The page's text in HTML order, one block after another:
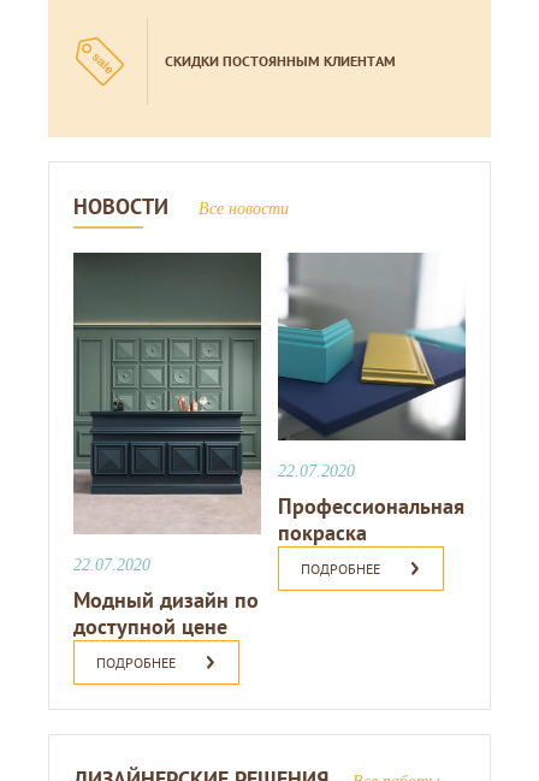
СКИДКИ ПОСТОЯННЫМ КЛИЕНТАМ
НОВОСТИ Все новости
22.07.2020
Модный дизайн по
доступной цене
ПОДРОБНЕЕ
22.07.2020
Профессиональная
покраска
ПОДРОБНЕЕ